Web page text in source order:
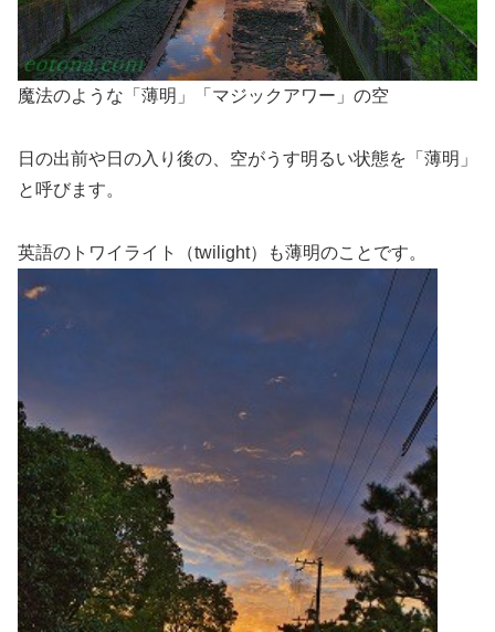
魔法のような「薄明」「マジックアワー」の空
日の出前や日の入り後の、空がうす明るい状態を「薄明」
と呼びます。
英語のトワイライト（twilight）も薄明のことです。